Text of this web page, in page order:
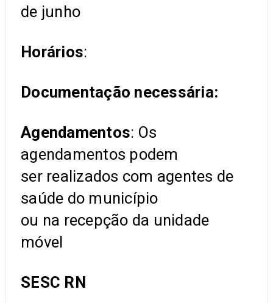
de junho
Horários:
Documentação necessária:
Agendamentos: Os
agendamentos podem
ser realizados com agentes de
saúde do município
ou na recepção da unidade
móvel
SESC RN